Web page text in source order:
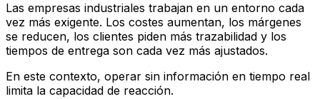
Las empresas industriales trabajan en un entorno cada
vez más exigente. Los costes aumentan, los márgenes
se reducen, los clientes piden más trazabilidad y los
tiempos de entrega son cada vez más ajustados.
En este contexto, operar sin información en tiempo real
limita la capacidad de reacción.